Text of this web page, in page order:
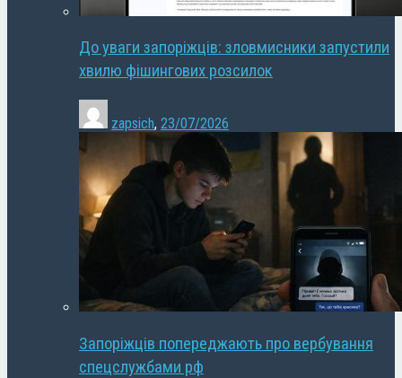
До уваги запоріжців: зловмисники запустили
хвилю фішингових розсилок
zapsich, 23/07/2026
Запоріжців попереджають про вербування
спецслужбами рф